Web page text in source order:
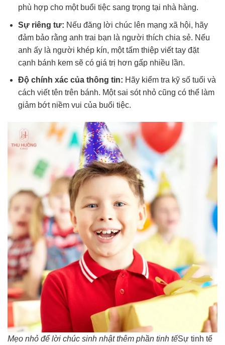
phù hợp cho một buổi tiệc sang trọng tại nhà hàng.
Sự riêng tư: Nếu đăng lời chúc lên mạng xã hội, hãy
đảm bảo rằng anh trai bạn là người thích chia sẻ. Nếu
anh ấy là người khép kín, một tấm thiệp viết tay đặt
cạnh bánh kem sẽ có giá trị hơn gấp nhiều lần.
Độ chính xác của thông tin: Hãy kiểm tra kỹ số tuổi và
cách viết tên trên bánh. Một sai sót nhỏ cũng có thể làm
giảm bớt niềm vui của buổi tiệc.
Mẹo nhỏ để lời chúc sinh nhật thêm phần tinh tếSự tinh tế